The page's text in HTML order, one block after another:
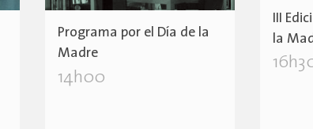
Programa por el Día de la
Madre
14h00
III
la